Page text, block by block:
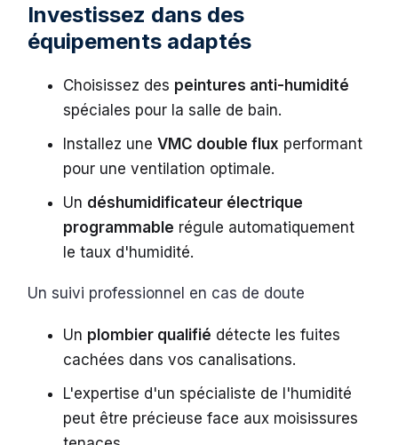
Investissez dans des
équipements adaptés
Choisissez des peintures anti-humidité
spéciales pour la salle de bain.
Installez uneVMC double flux performant
pour une ventilation optimale.
Un déshumidificateur électrique
programmable régule automatiquement
le taux d'humidité.
Un suivi professionnel en cas de doute
Un plombier qualifié détecte les fuites
cachées dans vos canalisations.
L'expertise d'un spécialiste de l'humidité
peut être précieuse face aux moisissures